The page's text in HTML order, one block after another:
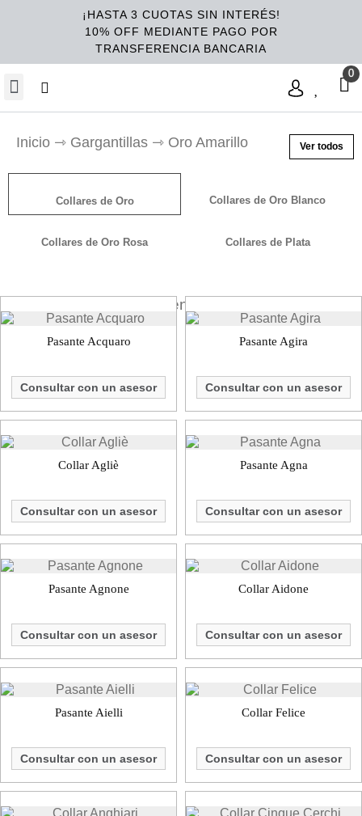
¡HASTA 3 CUOTAS SIN INTERÉS!
10% OFF MEDIANTE PAGO POR
TRANSFERENCIA BANCARIA
Inicio ⇾ Gargantillas ⇾ Oro Amarillo Ver todos
Collares de Oro Collares de Oro Blanco
Collares de Oro Rosa​ Collares de Plata
Ordenar
Pasante Acquaro
Consultar con un asesor
Pasante Agira
Consultar con un asesor
Collar Agliè
Consultar con un asesor
Pasante Agna
Consultar con un asesor
Pasante Agnone
Consultar con un asesor
Collar Aidone
Consultar con un asesor
Pasante Aielli
Consultar con un asesor
Collar Felice
Consultar con un asesor